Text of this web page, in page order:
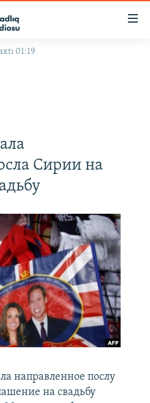
STANDARTLARIMIZ
01:19
Сирии на
направленное послу
на свадьбу